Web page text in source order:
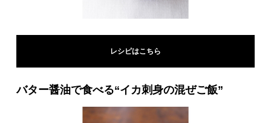
レシピはこちら
バター醤油で食べる“イカ刺身の混ぜご飯”